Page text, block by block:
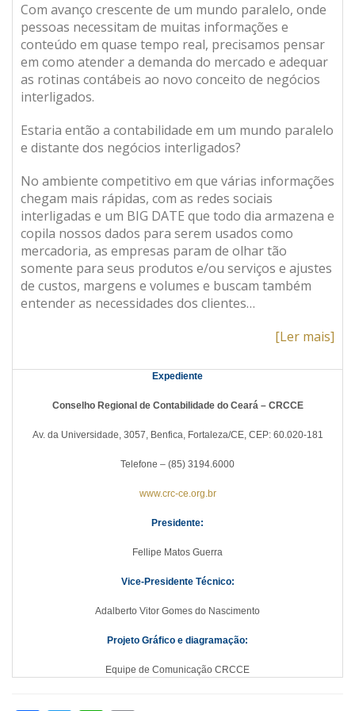
Com avanço crescente de um mundo paralelo, onde
pessoas necessitam de muitas informações e
conteúdo em quase tempo real, precisamos pensar
em como atender a demanda do mercado e adequar
as rotinas contábeis ao novo conceito de negócios
interligados.
Estaria então a contabilidade em um mundo paralelo
e distante dos negócios interligados?
No ambiente competitivo em que várias informações
chegam mais rápidas, com as redes sociais
interligadas e um BIG DATE que todo dia armazena e
copila nossos dados para serem usados como
mercadoria, as empresas param de olhar tão
somente para seus produtos e/ou serviços e ajustes
de custos, margens e volumes e buscam também
entender as necessidades dos clientes…
[Ler mais]
Expediente
Conselho Regional de Contabilidade do Ceará – CRCCE
Av. da Universidade, 3057, Benfica, Fortaleza/CE, CEP: 60.020-181
Telefone – (85) 3194.6000
www.crc-ce.org.br
Presidente:
Fellipe Matos Guerra
Vice-Presidente Técnico:
Adalberto Vitor Gomes do Nascimento
Projeto Gráfico e diagramação:
Equipe de Comunicação CRCCE